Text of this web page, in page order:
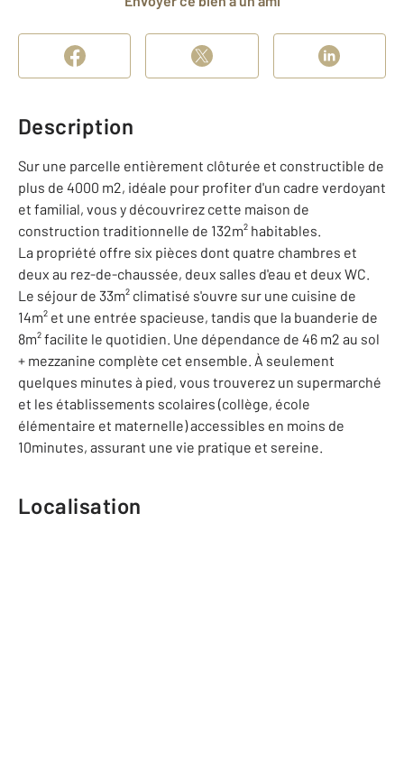
Description
Sur une parcelle entièrement clôturée et constructible de
plus de 4000 m2, idéale pour profiter d'un cadre verdoyant
et familial, vous y découvrirez cette maison de
construction traditionnelle de 132m² habitables.
La propriété offre six pièces dont quatre chambres et
deux au rez-de-chaussée, deux salles d'eau et deux WC.
Le séjour de 33m² climatisé s'ouvre sur une cuisine de
14m² et une entrée spacieuse, tandis que la buanderie de
8m² facilite le quotidien. Une dépendance de 46 m2 au sol
+ mezzanine complète cet ensemble. À seulement
quelques minutes à pied, vous trouverez un supermarché
et les établissements scolaires (collège, école
élémentaire et maternelle) accessibles en moins de
10minutes, assurant une vie pratique et sereine.
Localisation